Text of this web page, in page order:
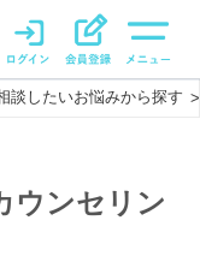
談したいお悩みから探す >
ウンセリン